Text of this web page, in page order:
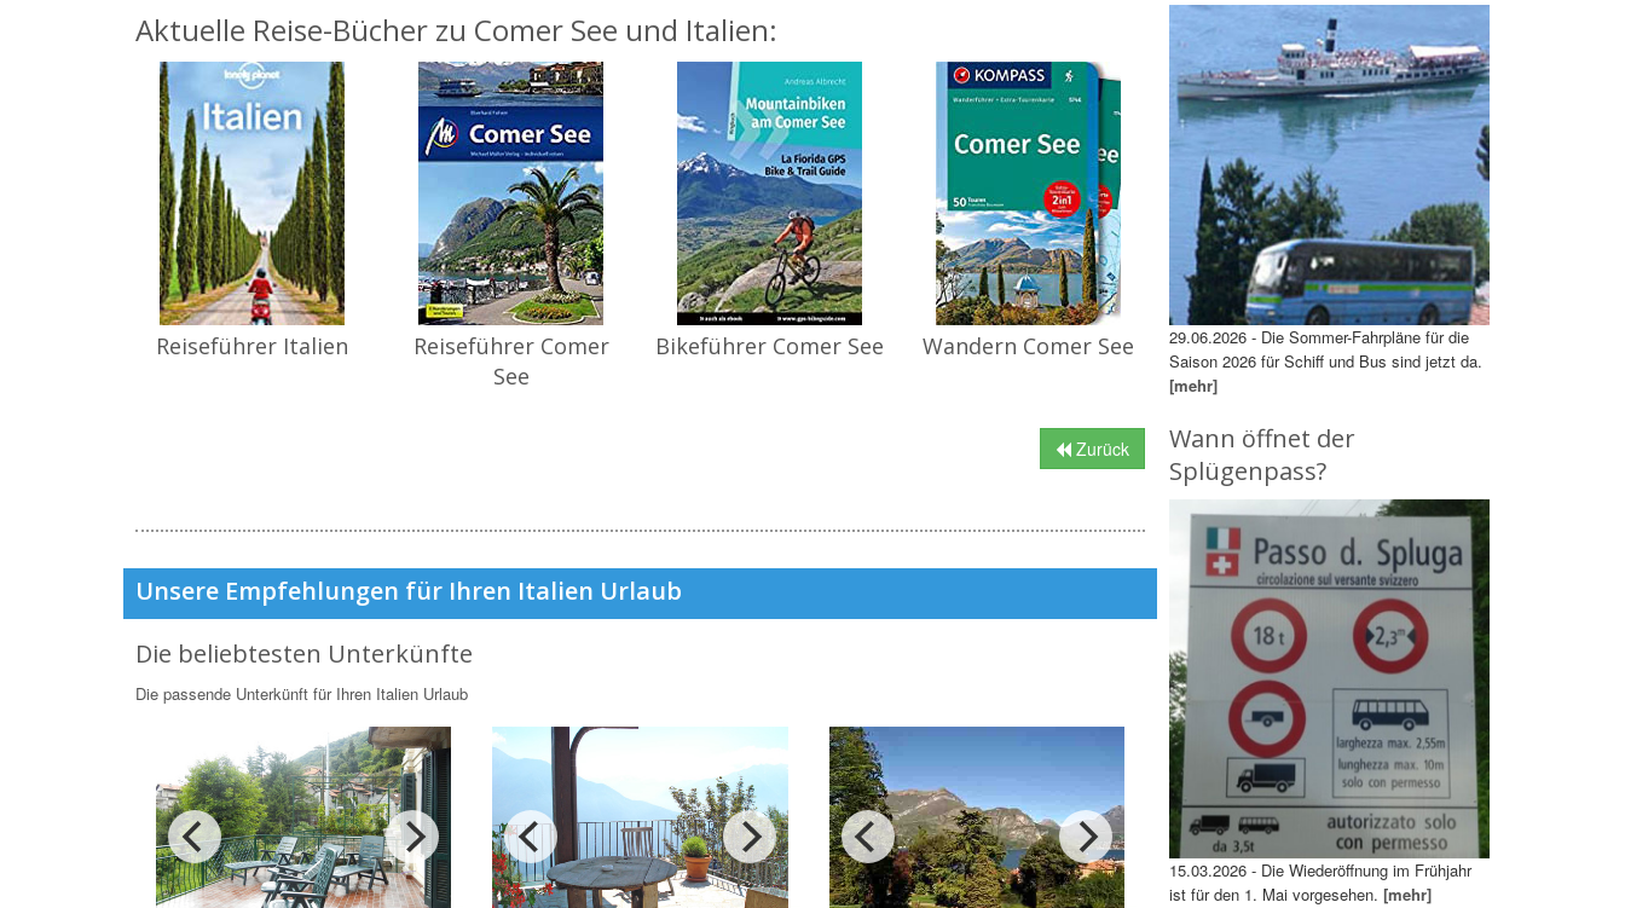
Aktuelle Reise-Bücher zu Comer See und Italien:
Reiseführer Italien
Reiseführer Comer
See
Bikeführer Comer See Wandern Comer See
Zurück
Unsere Empfehlungen für Ihren Italien Urlaub
Die beliebtesten Unterkünfte
Die passende Unterkünft für Ihren Italien Urlaub
29.06.2026 - Die Sommer-Fahrpläne für die
Saison 2026 für Schiff und Bus sind jetzt da.
[mehr]
Wann öffnet der
Splügenpass?
15.03.2026 - Die Wiederöffnung im Frühjahr
ist für den 1. Mai vorgesehen. [mehr]